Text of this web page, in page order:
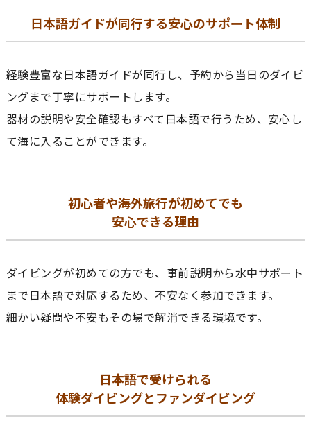
日本語ガイドが同行する安心のサポート体制
経験豊富な日本語ガイドが同行し、予約から当日のダイビ
ングまで丁寧にサポートします。
器材の説明や安全確認もすべて日本語で行うため、安心し
て海に入ることができます。
初心者や海外旅行が初めてでも
安心できる理由
ダイビングが初めての方でも、事前説明から水中サポート
まで日本語で対応するため、不安なく参加できます。
細かい疑問や不安もその場で解消できる環境です。
日本語で受けられる
体験ダイビングとファンダイビング